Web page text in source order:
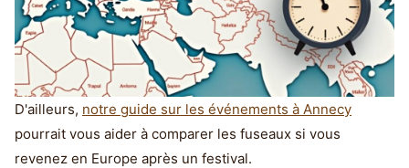
D'ailleurs, notre guide sur les événements à Annecy
pourrait vous aider à comparer les fuseaux si vous
revenez en Europe après un festival.